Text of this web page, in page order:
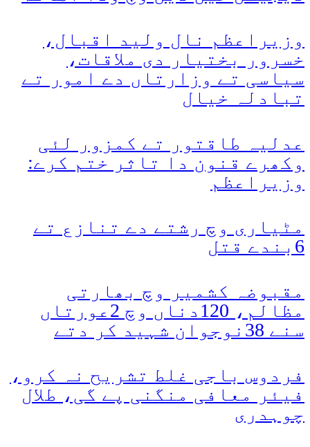
وزیراعظم نال ولید اقبال،
خسرور بختیار دی ملاقات،
سیاسی تے وزارتاں دے امور تے
تبادلہ خیال
عدلیہ طاقتور تے کمزور لئی
وکھرے قنون دا تاثر ختم کرے:
وزیراعظم
مٹیاری وچ رشتے دے تنازع تے
6بندے قتل
مقبوضہ کشمیر وچ بھارتی
مظالم، 120دناں وچ 2عورتاں
سنے 38نوجوان شہید کر دتے
فردوس باجی غلط تشریح نہ کرو،
فیئر معافی منگنی پے گی، طلال
چوہدری